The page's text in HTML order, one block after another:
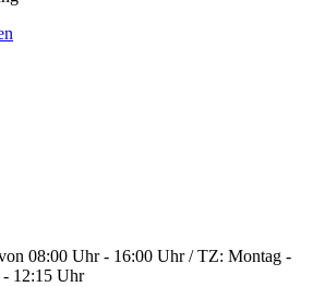
08:00 Uhr - 16:00 Uhr / TZ: Montag -
12:15 Uhr